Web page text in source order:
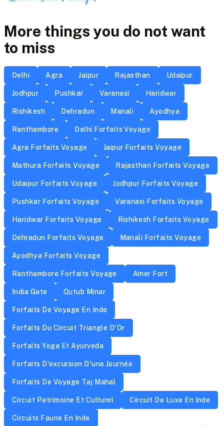
More things you do not want
to miss
Delhi Agra Jaipur Rajasthan Udaipur
Jodhpur Pushkar Varanasi Haridwar
Rishikesh Dehradun Manali Ayodhya
Ranthambore Delhi Forfaits Voyage
Agra Forfaits Voyage Jaipur Forfaits Voyage
Mathura Forfaits Voyage Rajasthan Forfaits Voyage
Udaipur Forfaits Voyage Jodhpur Forfaits Voyage
Pushkar Forfaits Voyage Varanasi Forfaits Voyage
Haridwar Forfaits Voyage Rishikesh Forfaits Voyage
Dehradun Forfaits Voyage Manali Forfaits Voyage
Ayodhya Forfaits Voyage
Ranthambore Forfaits Voyage Amer Fort
India Gate Qutub Minar
Forfaits De Voyage En Inde
Forfaits Du Circuit Triangle D'Or
Forfaits Yoga Et Ayurveda
Forfaits D'excursion D'une Journée
Forfaits De Voyage Taj Mahal
Circuit Patrimoine Et Culturel Circuit De Luxe En Inde
Circuits Faune En Inde